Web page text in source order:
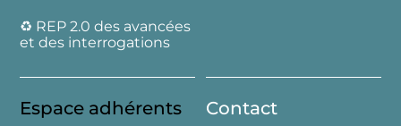
♻️ REP 2.0 des avancées
et des interrogations
Espace adhérents Contact